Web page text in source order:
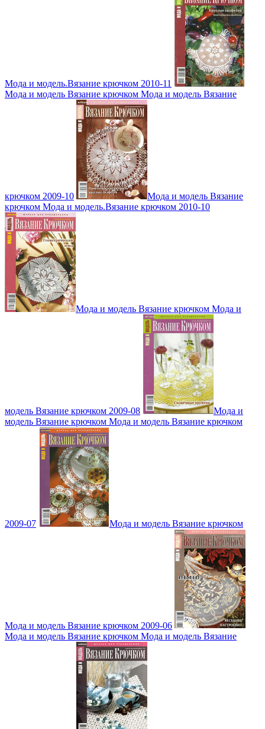
Мода и модель.Вязание крючком 2010-11
Мода и модель Вязание крючком Мода и модель Вязание
крючком 2009-10
Мода и модель Вязание
крючком Мода и модель.Вязание крючком 2010-10
Мода и модель Вязание крючком Мода и
модель Вязание крючком 2009-08
Мода и
модель Вязание крючком Мода и модель Вязание крючком
2009-07 Мода и модель Вязание крючком
Мода и модель Вязание крючком 2009-06
Мода и модель Вязание крючком Мода и модель Вязание